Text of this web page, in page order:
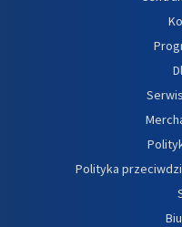
Polityka